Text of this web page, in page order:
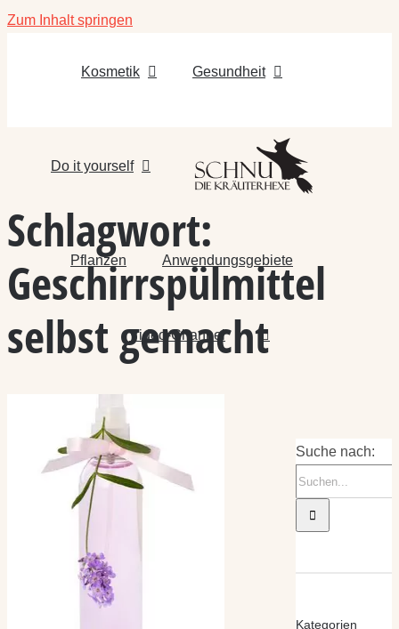
Zum Inhalt springen
Kosmetik Gesundheit
Do it yourself
Pflanzen Anwendungsgebiete
Video-Channel
Schlagwort:
Geschirrspülmittel
selbst gemacht
Suche nach:
Kategorien